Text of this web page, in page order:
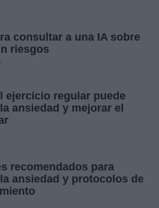
consultar a una IA sobre
riesgos
ejercicio regular puede
ansiedad y mejorar el
recomendados para
ansiedad y protocolos de